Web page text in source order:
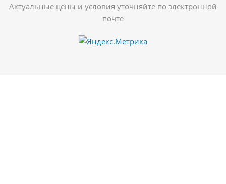
Актуальные цены и условия уточняйте по электронной
почте